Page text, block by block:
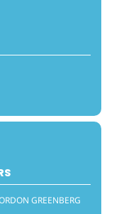
GREENBERG